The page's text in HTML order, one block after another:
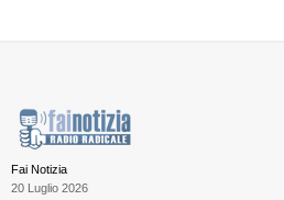
Fai Notizia
20 Luglio 2026